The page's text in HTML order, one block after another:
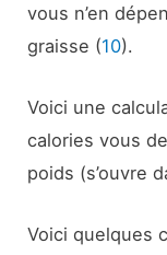
vous n’en
graisse (10).
Voici une
calories vous
poids (s’ouvre
Voici quelques